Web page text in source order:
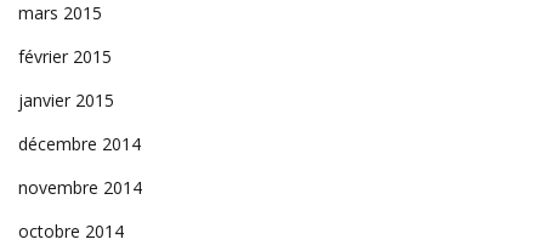
mars 2015
février 2015
janvier 2015
décembre 2014
novembre 2014
octobre 2014